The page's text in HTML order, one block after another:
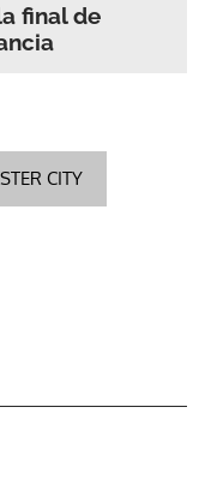
final de
CITY